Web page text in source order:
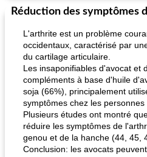
Réduction des symptômes
L'arthrite est un problème
occidentaux, caractérisé par
du cartilage articulaire.
Les insaponifiables d'avocat et
compléments à base d'huile
soja (66%), principalement
symptômes chez les personnes
Plusieurs études ont montré
réduire les symptômes de
genou et de la hanche (44, 45,
Conclusion: les avocats